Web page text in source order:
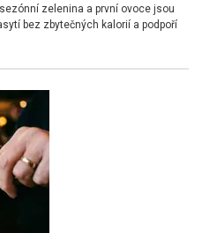
zelenina a první ovoce jsou
bez zbytečných kalorií a podpoří